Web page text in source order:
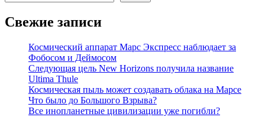
Свежие записи
Космический аппарат Марс Экспресс наблюдает за
Фобосом и Деймосом
Следующая цель New Horizons получила название
Ultima Thule
Космическая пыль может создавать облака на Марсе
Что было до Большого Взрыва?
Все инопланетные цивилизации уже погибли?